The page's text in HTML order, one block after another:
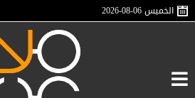
الخميس2026-08-06